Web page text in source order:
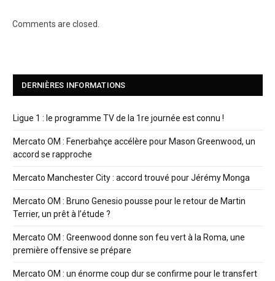
Comments are closed.
DERNIÈRES INFORMATIONS
Ligue 1 : le programme TV de la 1re journée est connu !
Mercato OM : Fenerbahçe accélère pour Mason Greenwood, un
accord se rapproche
Mercato Manchester City : accord trouvé pour Jérémy Monga
Mercato OM : Bruno Genesio pousse pour le retour de Martin
Terrier, un prêt à l’étude ?
Mercato OM : Greenwood donne son feu vert à la Roma, une
première offensive se prépare
Mercato OM : un énorme coup dur se confirme pour le transfert